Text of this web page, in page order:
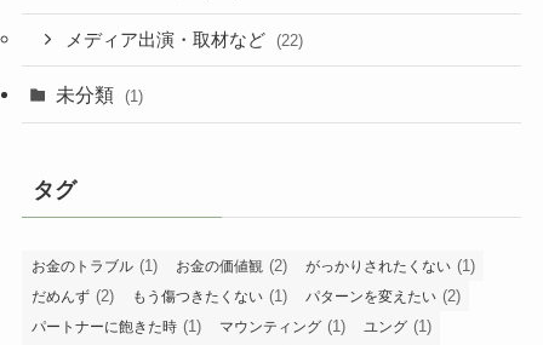
メディア出演・取材など (22)
未分類 (1)
タグ
お金のトラブル (1) お金の価値観 (2) がっかりされたくない (1)
だめんず (2) もう傷つきたくない (1) パターンを変えたい (2)
パートナーに飽きた時 (1) マウンティング (1) ユング (1)